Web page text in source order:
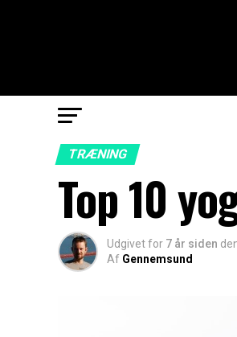
TRÆNING
Top 10
Udgivet for 7 år siden
Af Gennemsund